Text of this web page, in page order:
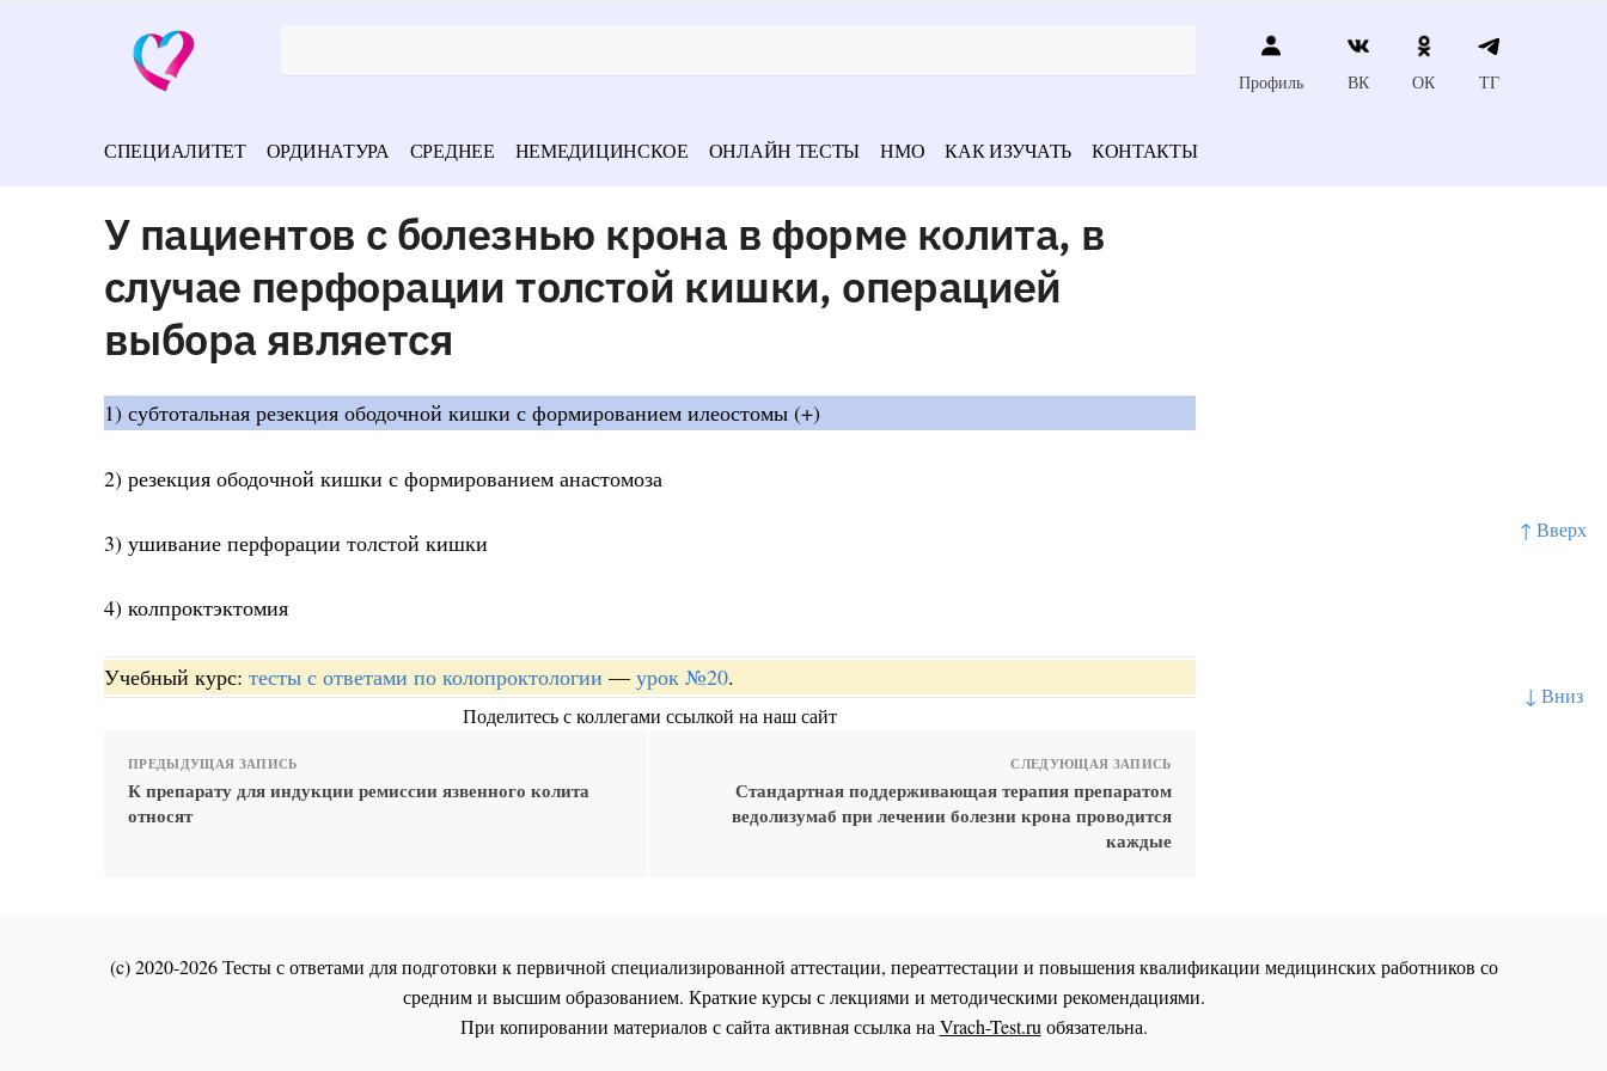
↑ Вверх
↓ Вниз
Профиль ВК ОК ТГ
СПЕЦИАЛИТЕТ ОРДИНАТУРА СРЕДНЕЕ НЕМЕДИЦИНСКОЕ ОНЛАЙН ТЕСТЫ НМО КАК ИЗУЧАТЬ КОНТАКТЫ
У пациентов с болезнью крона в форме колита, в
случае перфорации толстой кишки, операцией
выбора является
1) субтотальная резекция ободочной кишки с формированием илеостомы (+)
2) резекция ободочной кишки с формированием анастомоза
3) ушивание перфорации толстой кишки
4) колпроктэктомия
Учебный курс: тесты с ответами по колопроктологии — урок №20.
Поделитесь с коллегами ссылкой на наш сайт
ПРЕДЫДУЩАЯ ЗАПИСЬ
К препарату для индукции ремиссии язвенного колита
относят
СЛЕДУЮЩАЯ ЗАПИСЬ
Стандартная поддерживающая терапия препаратом
ведолизумаб при лечении болезни крона проводится
каждые
(c) 2020-2026 Тесты с ответами для подготовки к первичной специализированной аттестации, переаттестации и повышения квалификации медицинских работников со
средним и высшим образованием. Краткие курсы с лекциями и методическими рекомендациями.
При копировании материалов с сайта активная ссылка на Vrach-Test.ru обязательна.